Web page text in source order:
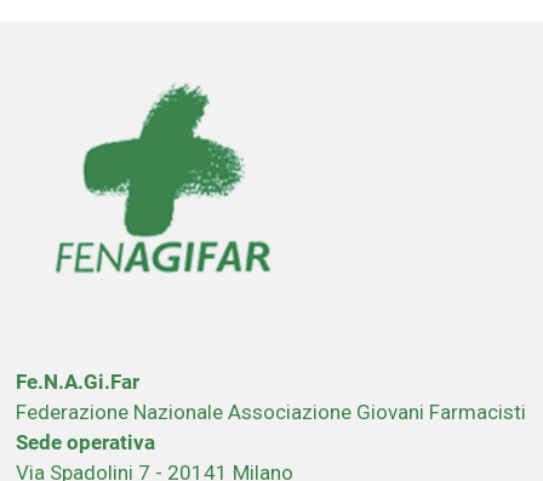
Fe.N.A.Gi.Far
Federazione Nazionale Associazione Giovani Farmacisti
Sede operativa
Via Spadolini 7 - 20141 Milano